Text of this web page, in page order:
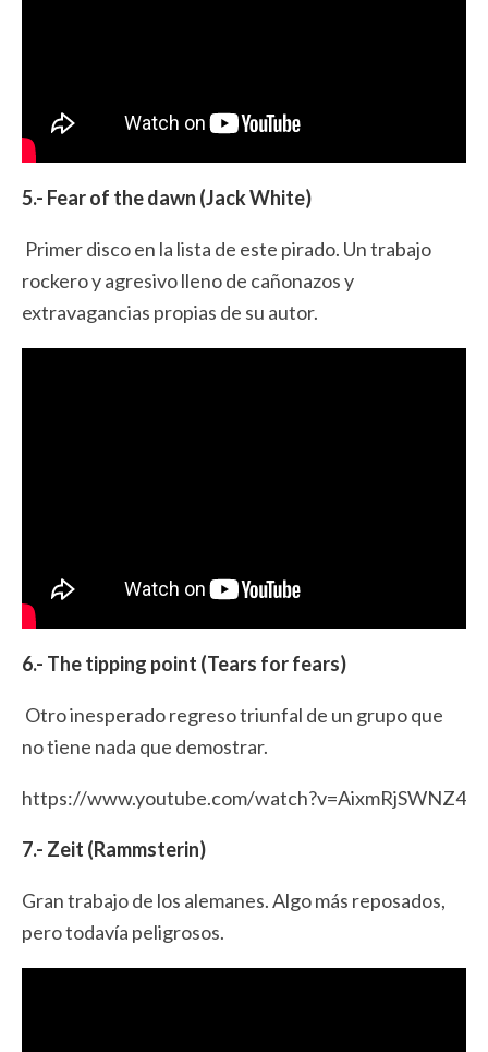
5.- Fear of the dawn (Jack White)
Primer disco en la lista de este pirado. Un trabajo
rockero y agresivo lleno de cañonazos y
extravagancias propias de su autor.
6.- The tipping point (Tears for fears)
Otro inesperado regreso triunfal de un grupo que
no tiene nada que demostrar.
https://www.youtube.com/watch?v=AixmRjSWNZ4
7.- Zeit (Rammsterin)
Gran trabajo de los alemanes. Algo más reposados,
pero todavía peligrosos.